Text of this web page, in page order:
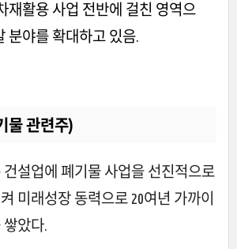
재활용 사업 전반에 걸친 영역으
분야를 확대하고 있음.
물 관련주)
설업에 폐기물 사업을 선진적으로
미래성장 동력으로 20여년 가까이
았다.